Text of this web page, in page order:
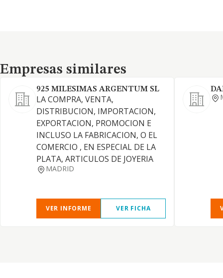
Empresas similares
Empresas similares
925 MILESIMAS ARGENTUM SL
LA COMPRA, VENTA,
DISTRIBUCION, IMPORTACION,
EXPORTACION, PROMOCION E
INCLUSO LA FABRICACION, O EL
COMERCIO , EN ESPECIAL DE LA
PLATA, ARTICULOS DE JOYERIA
MADRID
VER INFORME VER FICHA